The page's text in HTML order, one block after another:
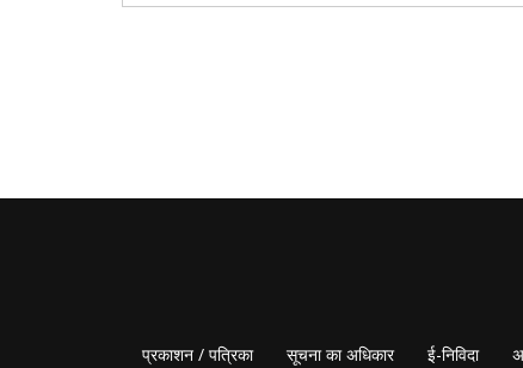
प्रकाशन / पत्रिका सूचना का अधिकार ई-निविदा